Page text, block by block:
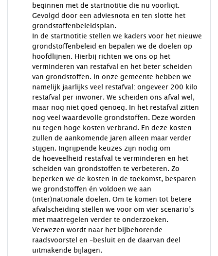
beginnen met de startnotitie die nu voorligt.
Gevolgd door een adviesnota en ten slotte het
grondstoffenbeleidsplan.
In de startnotitie stellen we kaders voor het nieuwe
grondstoffenbeleid en bepalen we de doelen op
hoofdlijnen. Hierbij richten we ons op het
verminderen van restafval en het beter scheiden
van grondstoffen. In onze gemeente hebben we
namelijk jaarlijks veel restafval: ongeveer 200 kilo
restafval per inwoner. We scheiden ons afval wel,
maar nog niet goed genoeg. In het restafval zitten
nog veel waardevolle grondstoffen. Deze worden
nu tegen hoge kosten verbrand. En deze kosten
zullen de aankomende jaren alleen maar verder
stijgen. Ingrijpende keuzes zijn nodig om
de hoeveelheid restafval te verminderen en het
scheiden van grondstoffen te verbeteren. Zo
beperken we de kosten in de toekomst, besparen
we grondstoffen én voldoen we aan
(inter)nationale doelen. Om te komen tot betere
afvalscheiding stellen we voor om vier scenario’s
met maatregelen verder te onderzoeken.
Verwezen wordt naar het bijbehorende
raadsvoorstel en –besluit en de daarvan deel
uitmakende bijlagen.